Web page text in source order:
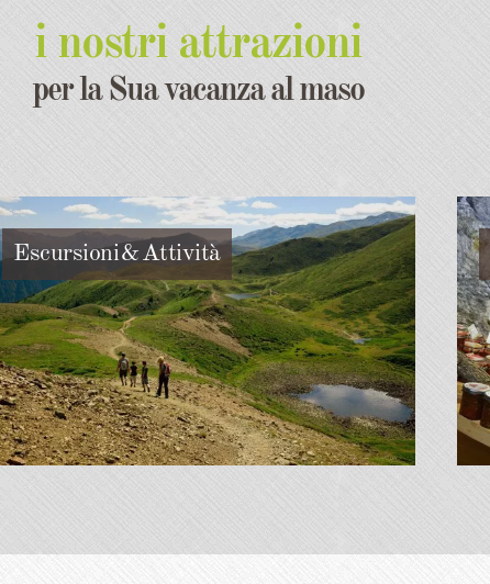
i nostri attrazioni
per la Sua vacanza al maso
Escursioni & Attività